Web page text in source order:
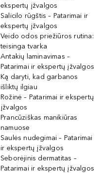
ekspertų įžvalgos
Salicilo rūgštis – Patarimai ir
ekspertų įžvalgos
Veido odos priežiūros rutina:
teisinga tvarka
Antakių laminavimas –
Patarimai ir ekspertų įžvalgos
Ką daryti, kad garbanos
išliktų ilgiau
Rožinė – Patarimai ir ekspertų
įžvalgos
Prancūziškas manikiūras
namuose
Saulės nudegimai – Patarimai
ir ekspertų įžvalgos
Seborėjinis dermatitas –
Patarimai ir ekspertų įžvalgos